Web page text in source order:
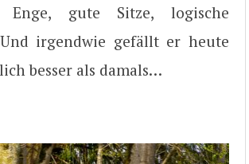
Enge, gute Sitze, logische
irgendwie gefällt er heute
besser als damals…